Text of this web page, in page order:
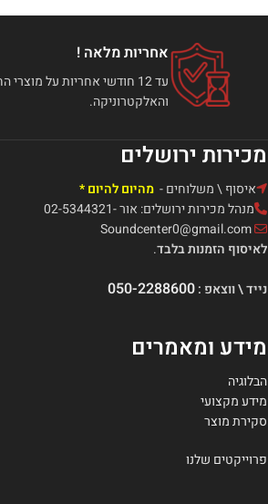
אחריות מלאה !
עד 12 חודשי אחריות על
והאלקטרוניקה.
מכירות ירושלים
איסוף \ משלוחים - מהיום להיום *
מנהל מכירות ירושלים: אור -02-5344321
Soundcenter0@gmail.com
לאיסוף הזמנות בלבד.
נייד \ ווצאפ :050-2288600
מידע ומאמרים
הבלוגיה
מידע מקצועי
סקירת מוצר
פרוייקטים שלנו